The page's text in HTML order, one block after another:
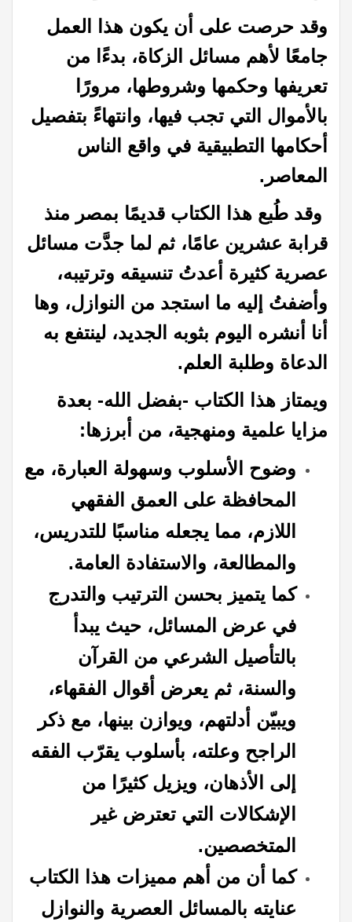
وقد حرصت على أن يكون هذا العمل
جامعًا لأهم مسائل الزكاة، بدءًا من
تعريفها وحكمها وشروطها، مرورًا
بالأموال التي تجب فيها، وانتهاءً بتفصيل
أحكامها التطبيقية في واقع الناس
المعاصر.
وقد طُبع هذا الكتاب قديمًا بمصر منذ
قرابة عشرين عامًا، ثم لما جدَّت مسائل
عصرية كثيرة أعدتُ تنسيقه وترتيبه،
وأضفتُ إليه ما استجد من النوازل، وها
أنا أنشره اليوم بثوبه الجديد، لينتفع به
الدعاة وطلبة العلم.
ويمتاز هذا الكتاب -بفضل الله- بعدة
مزايا علمية ومنهجية، من أبرزها:
وضوح الأسلوب وسهولة العبارة، مع
المحافظة على العمق الفقهي
اللازم، مما يجعله مناسبًا للتدريس،
والمطالعة، والاستفادة العامة.
كما يتميز بحسن الترتيب والتدرج
في عرض المسائل، حيث يبدأ
بالتأصيل الشرعي من القرآن
والسنة، ثم يعرض أقوال الفقهاء،
ويبيّن أدلتهم، ويوازن بينها، مع ذكر
الراجح وعلته، بأسلوب يقرّب الفقه
إلى الأذهان، ويزيل كثيرًا من
الإشكالات التي تعترض غير
المتخصصين.
كما أن من أهم مميزات هذا الكتاب
عنايته بالمسائل العصرية والنوازل